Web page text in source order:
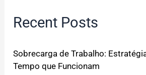
Recent Posts
Sobrecarga de Trabalho:
Tempo que Funcionam